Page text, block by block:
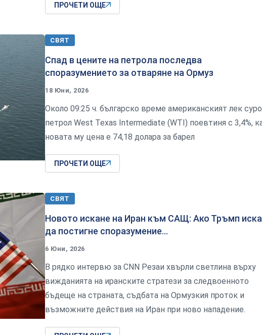
ПРОЧЕТИ ОЩЕ
СВЯТ
Спад в цените на петрола последва
споразумението за отваряне на Ормуз
18 Юни, 2026
Около 09:25 ч. българско време американският лек
петрол West Texas Intermediate (WTI) поевтиня с 3,4%,
новата му цена е 74,18 долара за барел
ПРОЧЕТИ ОЩЕ
СВЯТ
Новото искане на Иран към САЩ: Ако Тръмп иска
да постигне споразумение...
6 Юни, 2026
В рядко интервю за CNN Резаи хвърли светлина върху
вижданията на иранските стратези за следвоенното
бъдеще на страната, съдбата на Ормузкия проток и
възможните действия на Иран при ново нападение.